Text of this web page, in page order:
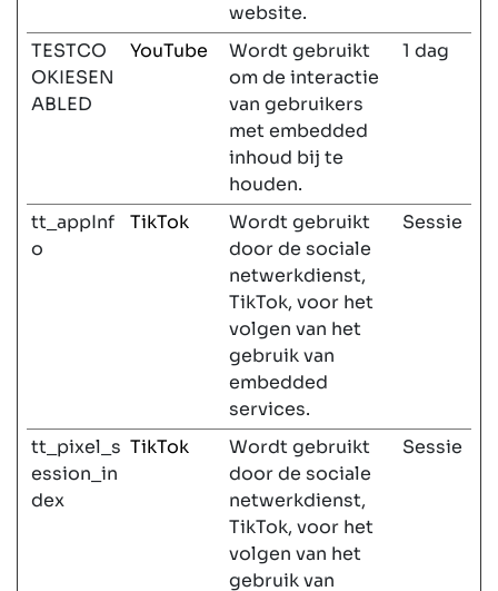
website.
TESTCO
OKIESEN
ABLED
YouTube
Wordt gebruikt
om de interactie
van gebruikers
met embedded
inhoud bij te
houden.
1 dag
tt_appInf
o
TikTok
Wordt gebruikt
door de sociale
netwerkdienst,
TikTok, voor het
volgen van het
gebruik van
embedded
services.
Sessie
tt_pixel_s
ession_in
dex
TikTok
Wordt gebruikt
door de sociale
netwerkdienst,
TikTok, voor het
volgen van het
gebruik van
Sessie